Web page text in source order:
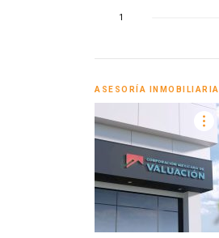
1
ASESORÍA INMOBILIARIA